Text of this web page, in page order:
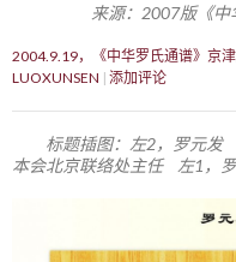
来源：2007版《
2004.9.19，《中华罗氏通谱》京
LUOXUNSEN 添加评论
标题插图：左2，罗元
本会北京联络处主任 左1，